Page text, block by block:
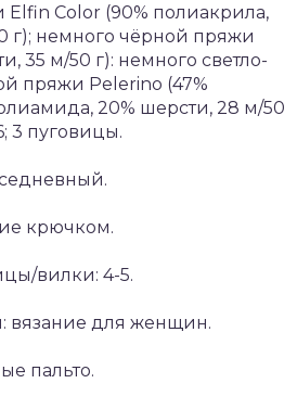
Elfin Color (90% полиакрила,
г); немного чёрной пряжи
35 м/50 г): немного светло-
пряжи Pelerino (47%
20% шерсти, 28 м/50
3 пуговицы.
крючком.
вилки: 4-5.
вязание для женщин.
пальто.